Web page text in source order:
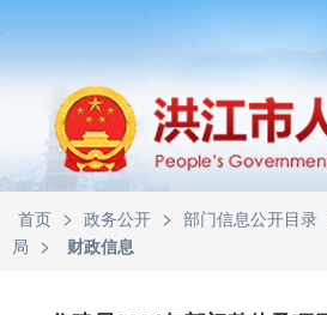
首页 > 政务公开 > 部门信息公开目录
局 > 财政信息